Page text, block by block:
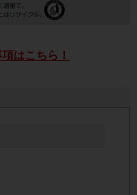
はこちら！